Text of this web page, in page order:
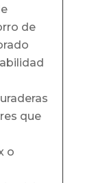
de
que
o